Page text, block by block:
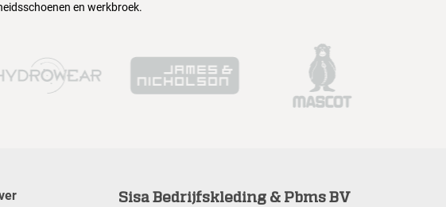
en werkbroek.
Sisa Bedrijfskleding & Pbms BV